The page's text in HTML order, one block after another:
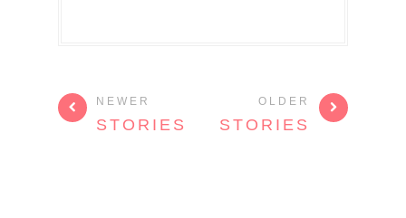
NEWER
STORIES
OLDER
STORIES